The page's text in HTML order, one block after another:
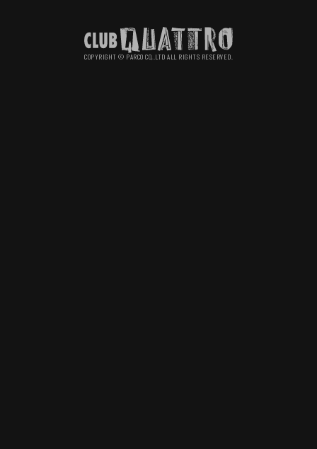
COPYRIGHT © PARCO CO,.LTD ALL RIGHTS RESERVED.